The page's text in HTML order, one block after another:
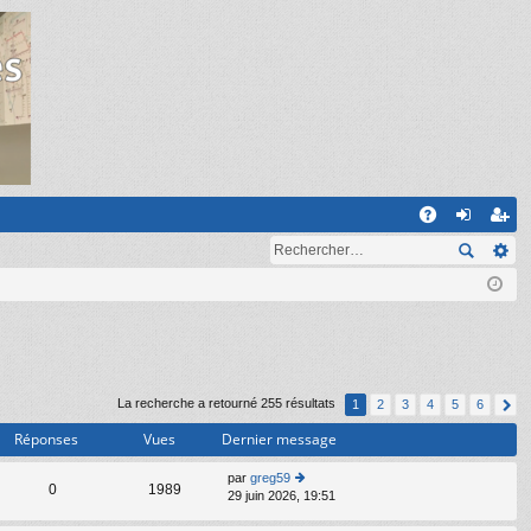
on ns
cri
La recherche a retourné 255 résultats 1 2 3 4 5 6
Réponses Vues Dernier message
0 1989
par greg59
o
29 juin 2026, 19:51